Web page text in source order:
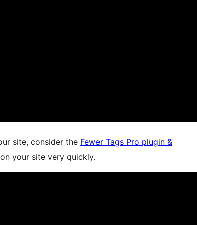
site, consider the Fewer Tags Pro plugin &
your site very quickly.